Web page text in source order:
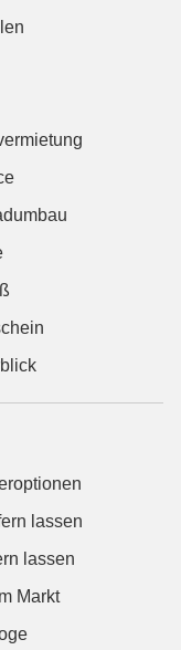
lassen
lassen
Markt